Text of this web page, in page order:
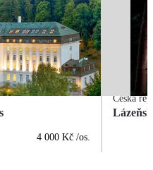
4 000 Kč /os.
Česká